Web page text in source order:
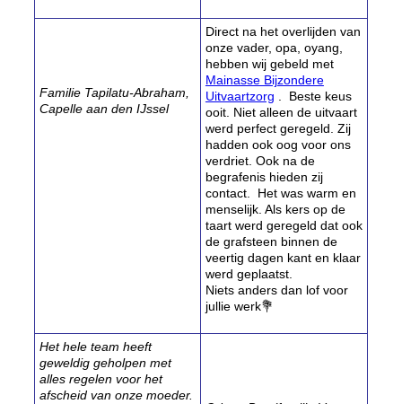
Familie Tapilatu-Abraham,
Capelle aan den IJssel
Direct na het overlijden van
onze vader, opa, oyang,
hebben wij gebeld met
Mainasse Bijzondere
Uitvaartzorg . Beste keus
ooit. Niet alleen de uitvaart
werd perfect geregeld. Zij
hadden ook oog voor ons
verdriet. Ook na de
begrafenis hieden zij
contact. Het was warm en
menselijk. Als kers op de
taart werd geregeld dat ook
de grafsteen binnen de
veertig dagen kant en klaar
werd geplaatst.
Niets anders dan lof voor
jullie werk💐
Het hele team heeft
geweldig geholpen met
alles regelen voor het
afscheid van onze moeder.